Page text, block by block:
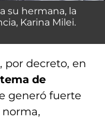
su hermana, la
Karina Milei.
por decreto, en
de
generó fuerte